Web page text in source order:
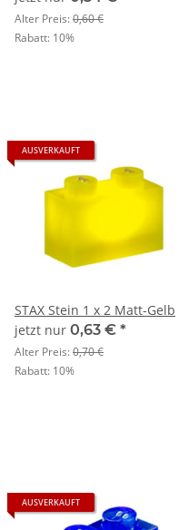
Alter Preis:0,60 €
Rabatt: 10%
AUSVERKAUFT
STAX Stein 1 x 2 Matt-Gelb
jetzt nur 0,63 € *
Alter Preis:0,70 €
Rabatt: 10%
AUSVERKAUFT